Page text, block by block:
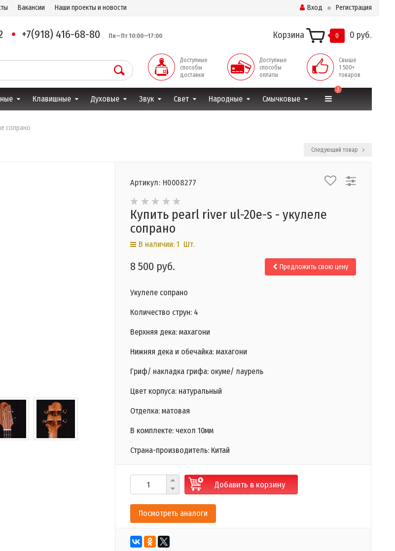
Вакансии Наши проекты и новости Вход Регистрация
+7(918) 416-68-80 Пн—Пт 10:00—17:00 Корзина 0 0 руб.
Доступные
способы
доставки
Доступные
способы
оплаты
Свыше
1 500+
товаров
Клавишные Духовые Звук Свет Народные Смычковые
3
сопрано
Следующий товар
Артикул: Н0008277
Купить pearl river ul-20e-s - укулеле
сопрано
В наличии: 1 Шт.
8 500 руб. Предложить свою цену
Укулеле сопрано
Количество струн: 4
Верхняя дека: махагони
Нижняя дека и обечайка: махагони
Гриф/ накладка грифа: окуме/ лаурель
Цвет корпуса: натуральный
Отделка: матовая
В комплекте: чехол 10мм
Страна-производитель: Китай
Добавить в корзину
Посмотреть аналоги